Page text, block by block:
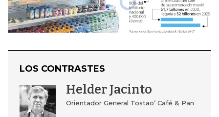
LOS CONTRASTES
Helder Jacinto
Orientador General Tostao’ Café & Pan